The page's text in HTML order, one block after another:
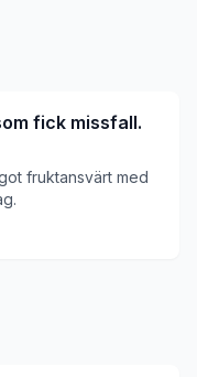
fick missfall.
fruktansvärt med